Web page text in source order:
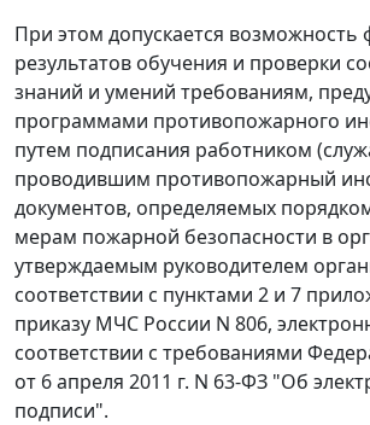
При этом допускается возможность
результатов обучения и проверки
знаний и умений требованиям,
программами противопожарного
путем подписания работником
проводившим противопожарный
документов, определяемых
мерам пожарной безопасности в
утверждаемым руководителем
соответствии с пунктами 2 и 7
приказу МЧС России N 806,
соответствии с требованиями
от 6 апреля 2011 г. N 63-ФЗ "Об
подписи".